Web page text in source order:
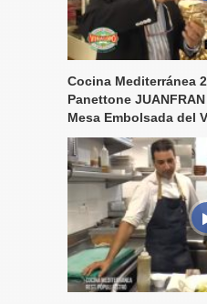
Cocina Mediterránea
Panettone
Mesa Embolsada del